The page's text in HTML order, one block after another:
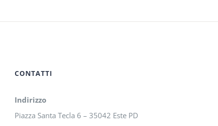
CONTATTI
Indirizzo
Piazza Santa Tecla 6 – 35042 Este PD